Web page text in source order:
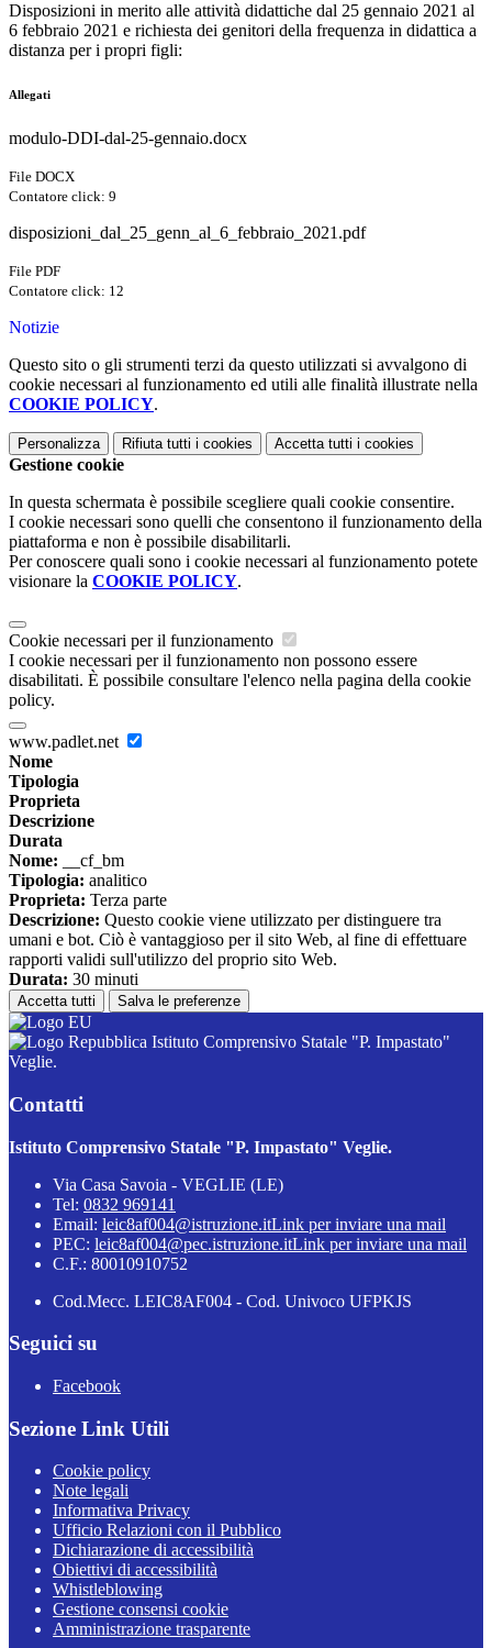
Disposizioni in merito alle attività didattiche dal 25 gennaio 2021 al
6 febbraio 2021 e richiesta dei genitori della frequenza in didattica a
distanza per i propri figli:
Allegati
modulo-DDI-dal-25-gennaio.docx
File DOCX
Contatore click: 9
disposizioni_dal_25_genn_al_6_febbraio_2021.pdf
File PDF
Contatore click: 12
Notizie
Questo sito o gli strumenti terzi da questo utilizzati si avvalgono di
cookie necessari al funzionamento ed utili alle finalità illustrate nella
COOKIE POLICY.
Personalizza Rifiuta tutti i cookies Accetta tutti i cookies
Gestione cookie
In questa schermata è possibile scegliere quali cookie consentire.
I cookie necessari sono quelli che consentono il funzionamento della
piattaforma e non è possibile disabilitarli.
Per conoscere quali sono i cookie necessari al funzionamento potete
visionare la COOKIE POLICY.
Cookie necessari per il funzionamento
I cookie necessari per il funzionamento non possono essere
disabilitati. È possibile consultare l'elenco nella pagina della cookie
policy.
www.padlet.net
Nome
Tipologia
Proprieta
Descrizione
Durata
Nome: __cf_bm
Tipologia: analitico
Proprieta: Terza parte
Descrizione: Questo cookie viene utilizzato per distinguere tra
umani e bot. Ciò è vantaggioso per il sito Web, al fine di effettuare
rapporti validi sull'utilizzo del proprio sito Web.
Durata: 30 minuti
Accetta tutti Salva le preferenze
Istituto Comprensivo Statale "P. Impastato"
Veglie.
Contatti
Istituto Comprensivo Statale "P. Impastato" Veglie.
Via Casa Savoia - VEGLIE (LE)
Tel: 0832 969141
Email: leic8af004@istruzione.itLink per inviare una mail
PEC: leic8af004@pec.istruzione.itLink per inviare una mail
C.F.: 80010910752
Cod.Mecc. LEIC8AF004 - Cod. Univoco UFPKJS
Seguici su
Facebook
Sezione Link Utili
Cookie policy
Note legali
Informativa Privacy
Ufficio Relazioni con il Pubblico
Dichiarazione di accessibilità
Obiettivi di accessibilità
Whistleblowing
Gestione consensi cookie
Amministrazione trasparente